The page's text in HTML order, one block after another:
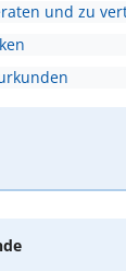
und zu